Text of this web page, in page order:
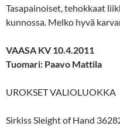
Tasapainoiset, tehokkaat
kunnossa. Melko hyvä
VAASA KV 10.4.2011
Tuomari: Paavo Mattila
UROKSET VALIOLUOKKA
Sirkiss Sleight of Hand